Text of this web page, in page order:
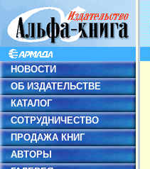
НОВОСТИ
ОБ ИЗДАТЕЛЬСТВЕ
КАТАЛОГ
СОТРУДНИЧЕСТВО
ПРОДАЖА КНИГ
АВТОРЫ